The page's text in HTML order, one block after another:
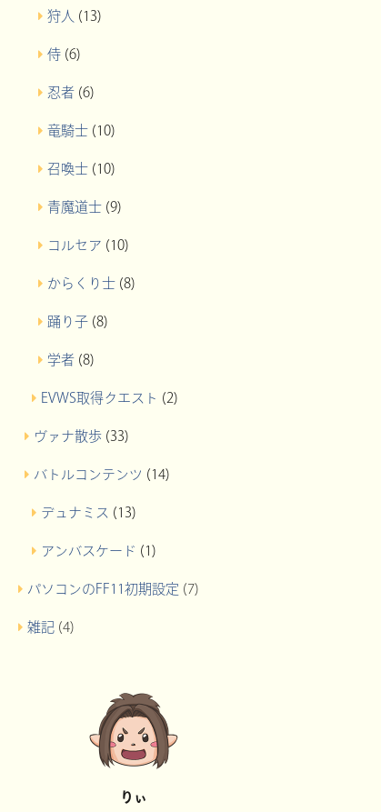
狩人 (13)
侍 (6)
忍者 (6)
竜騎士 (10)
召喚士 (10)
青魔道士 (9)
コルセア (10)
からくり士 (8)
踊り子 (8)
学者 (8)
EVWS取得クエスト (2)
ヴァナ散歩 (33)
バトルコンテンツ (14)
デュナミス (13)
アンバスケード (1)
パソコンのFF11初期設定 (7)
雑記(4)
りぃ